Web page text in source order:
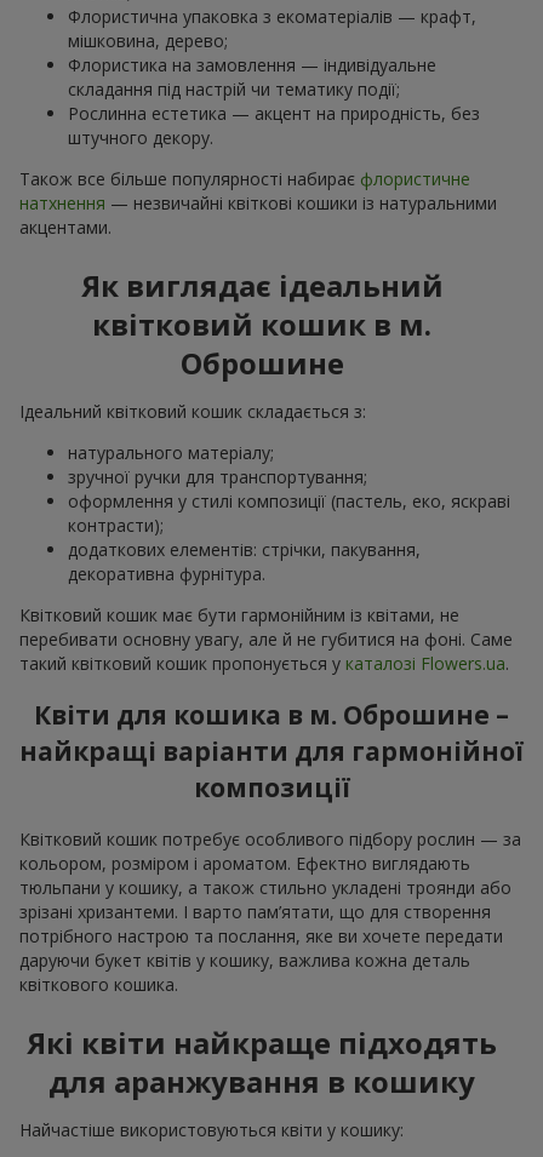
Флористична упаковка з екоматеріалів — крафт,
мішковина, дерево;
Флористика на замовлення — індивідуальне
складання під настрій чи тематику події;
Рослинна естетика — акцент на природність, без
штучного декору.
Також все більше популярності набирає флористичне
натхнення — незвичайні квіткові кошики із натуральними
акцентами.
Як виглядає ідеальний
квітковий кошик в м.
Оброшине
Ідеальний квітковий кошик складається з:
натурального матеріалу;
зручної ручки для транспортування;
оформлення у стилі композиції (пастель, еко, яскраві
контрасти);
додаткових елементів: стрічки, пакування,
декоративна фурнітура.
Квітковий кошик має бути гармонійним із квітами, не
перебивати основну увагу, але й не губитися на фоні. Саме
такий квітковий кошик пропонується у каталозі Flowers.ua.
Квіти для кошика в м. Оброшине –
найкращі варіанти для гармонійної
композиції
Квітковий кошик потребує особливого підбору рослин — за
кольором, розміром і ароматом. Ефектно виглядають
тюльпани у кошику, а також стильно укладені троянди або
зрізані хризантеми. І варто пам’ятати, що для створення
потрібного настрою та послання, яке ви хочете передати
даруючи букет квітів у кошику, важлива кожна деталь
квіткового кошика.
Які квіти найкраще підходять
для аранжування в кошику
Найчастіше використовуються квіти у кошику: